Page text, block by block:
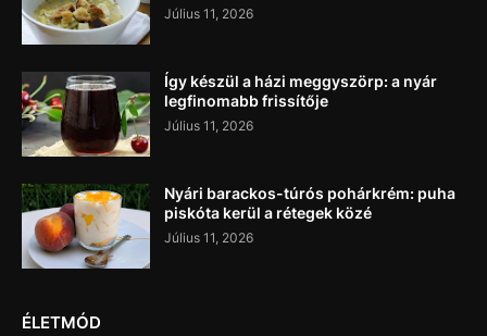
Július 11, 2026
Így készül a házi meggyszörp: a nyár
legfinomabb frissítője
Július 11, 2026
Nyári barackos-túrós pohárkrém: puha
piskóta kerül a rétegek közé
Július 11, 2026
ÉLETMÓD